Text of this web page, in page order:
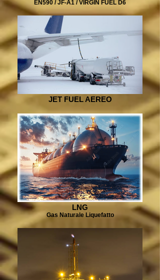
EN590 / JF-A1 / VIRGIN FUEL D6
JET FUEL AEREO
LNG
Gas Naturale Liquefatto